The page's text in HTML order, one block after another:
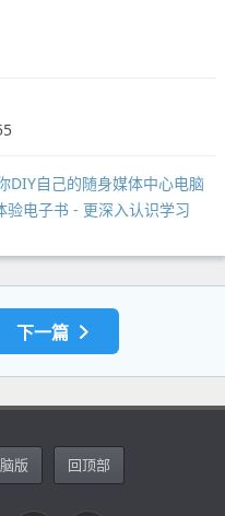
DIY自己的随身媒体中心电脑
电子书 - 更深入认识学习
下一篇
版 回顶部